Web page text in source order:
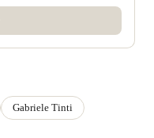
Gabriele Tinti